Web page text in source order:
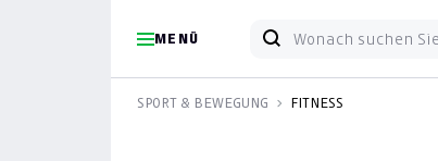
MENÜ
SPORT & BEWEGUNG
FITNESS